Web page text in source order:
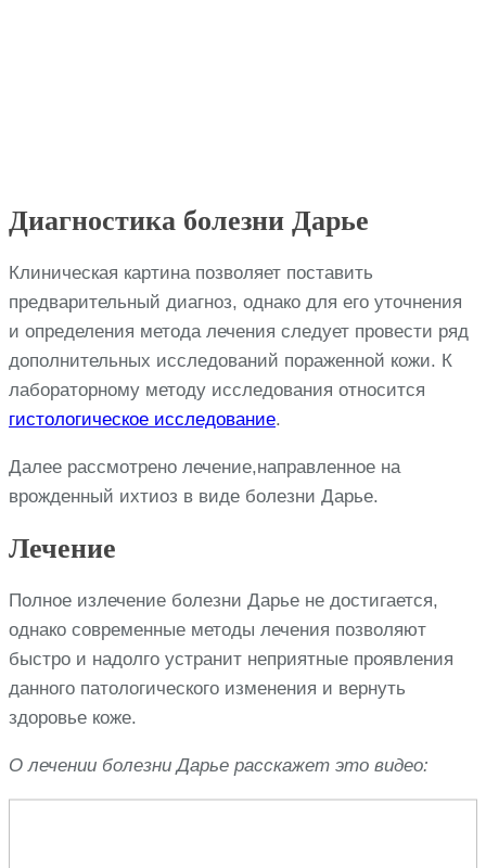
Диагностика болезни Дарье
Клиническая картина позволяет поставить
предварительный диагноз, однако для его уточнения
и определения метода лечения следует провести ряд
дополнительных исследований пораженной кожи. К
лабораторному методу исследования относится
гистологическое исследование.
Далее рассмотрено лечение,направленное на
врожденный ихтиоз в виде болезни Дарье.
Лечение
Полное излечение болезни Дарье не достигается,
однако современные методы лечения позволяют
быстро и надолго устранит неприятные проявления
данного патологического изменения и вернуть
здоровье коже.
О лечении болезни Дарье расскажет это видео: